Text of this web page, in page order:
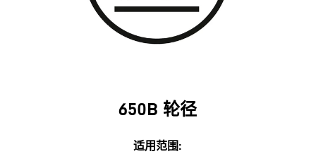
650B 轮径
适用范围: